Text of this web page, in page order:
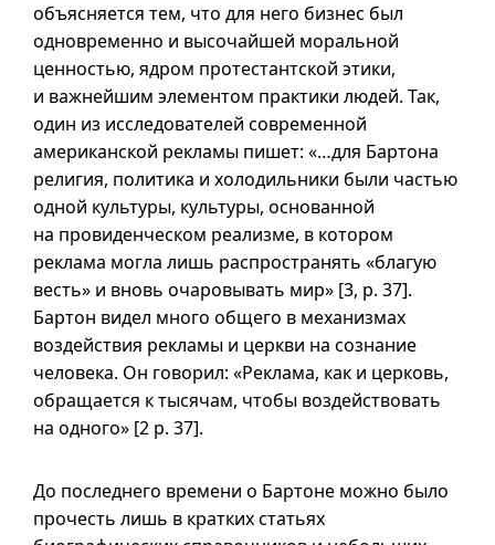
объясняется тем, что для него бизнес был
одновременно и высочайшей моральной
ценностью, ядром протестантской этики,
и важнейшим элементом практики людей. Так,
один из исследователей современной
американской рекламы пишет: «…для Бартона
религия, политика и холодильники были частью
одной культуры, культуры, основанной
на провиденческом реализме, в котором
реклама могла лишь распространять «благую
весть» и вновь очаровывать мир» [3, p. 37].
Бартон видел много общего в механизмах
воздействия рекламы и церкви на сознание
человека. Он говорил: «Реклама, как и церковь,
обращается к тысячам, чтобы воздействовать
на одного» [2 p. 37].
До последнего времени о Бартоне можно было
прочесть лишь в кратких статьях